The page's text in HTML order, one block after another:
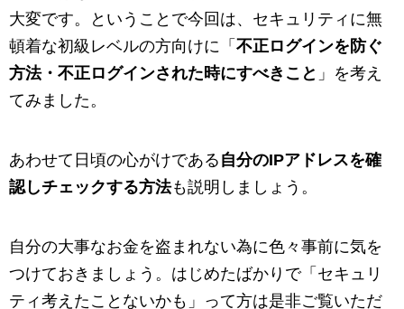
大変です。ということで今回は、セキュリティに無
頓着な初級レベルの方向けに「 不正ログインを防ぐ
方法・不正ログインされた時にすべきこと 」を考え
てみました。
あわせて日頃の心がけである 自分のIPアドレスを確
認しチェックする方法も説明しましょう。
自分の大事なお金を盗まれない為に色々事前に気を
つけておきましょう。はじめたばかりで「セキュリ
ティ考えたことないかも」って方は是非ご覧いただ